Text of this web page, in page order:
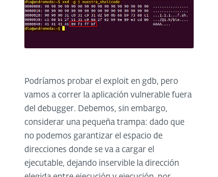
Podríamos probar el exploit en gdb, pero
vamos a correr la aplicación vulnerable fuera
del debugger. Debemos, sin embargo,
considerar una pequeña trampa: dado que
no podemos garantizar el espacio de
direcciones donde se va a cargar el
ejecutable, dejando inservible la dirección